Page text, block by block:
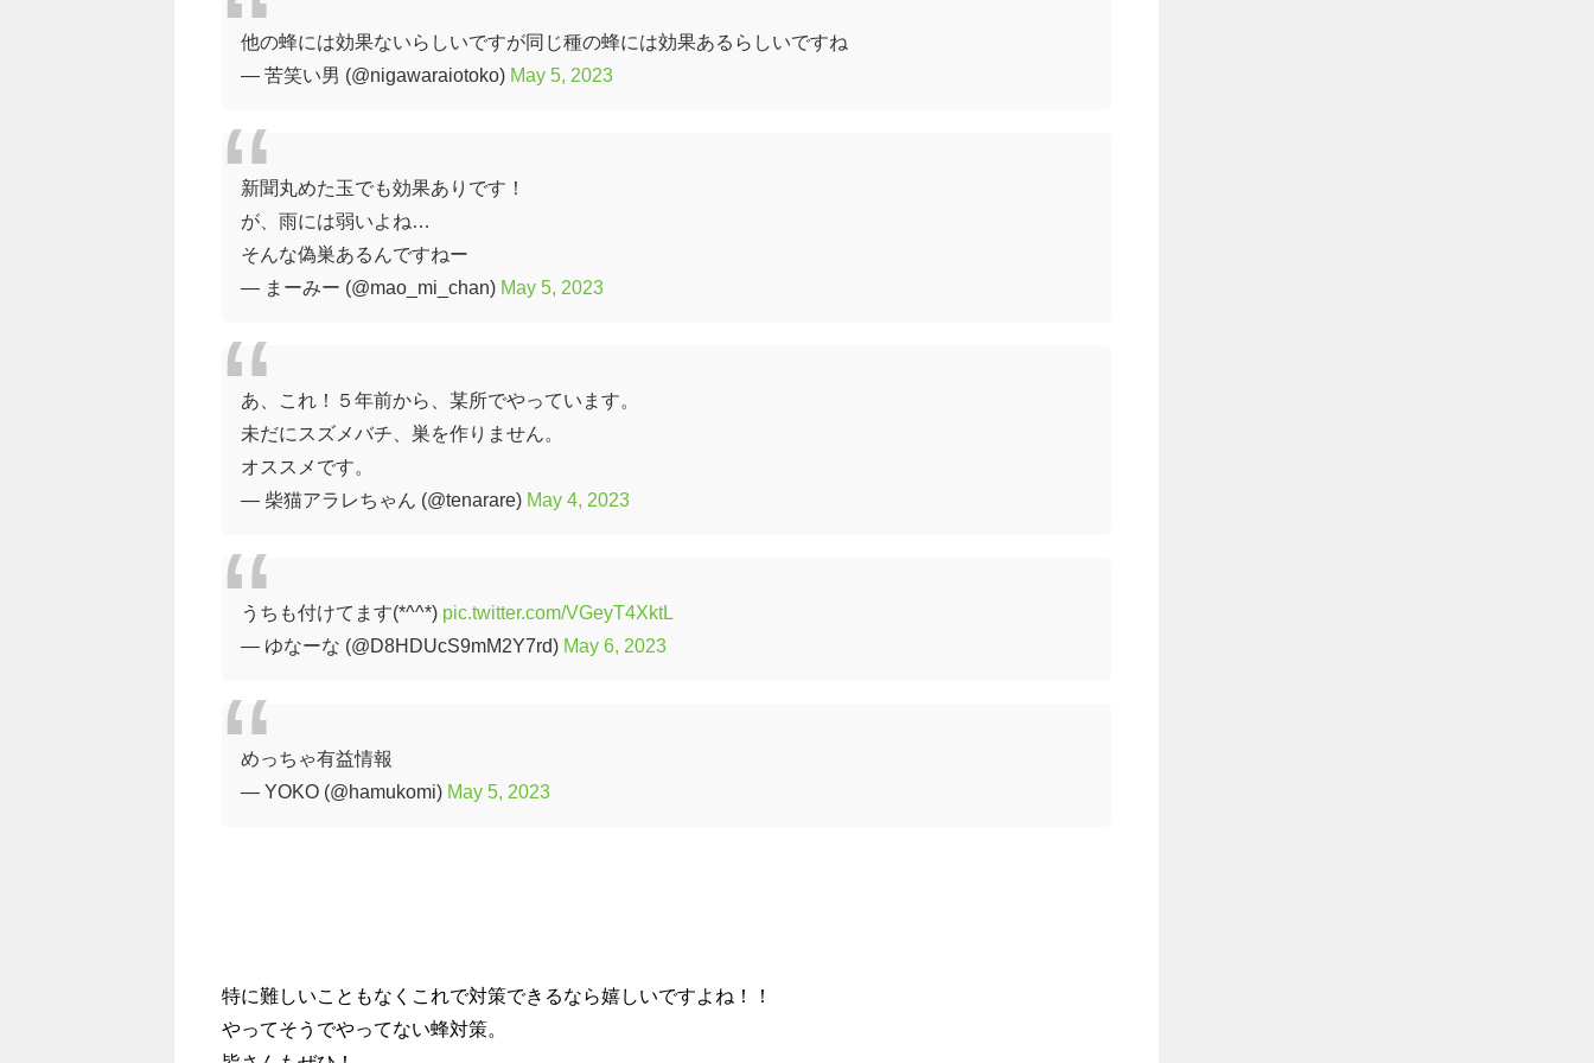
他の蜂には効果ないらしいですが同じ種の蜂には効果あるらしいですね
— 苦笑い男 (@nigawaraiotoko) May 5, 2023
新聞丸めた玉でも効果ありです！
が、雨には弱いよね…
そんな偽巣あるんですねー
— まーみー (@mao_mi_chan) May 5, 2023
あ、これ！５年前から、某所でやっています。
未だにスズメバチ、巣を作りません。
オススメです。
— 柴猫アラレちゃん (@tenarare) May 4, 2023
うちも付けてます(*^^*) pic.twitter.com/VGeyT4XktL
— ゆなーな (@D8HDUcS9mM2Y7rd) May 6, 2023
めっちゃ有益情報
— YOKO (@hamukomi) May 5, 2023
特に難しいこともなくこれで対策できるなら嬉しいですよね！！
やってそうでやってない蜂対策。